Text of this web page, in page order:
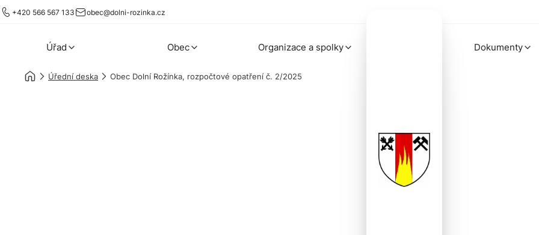
+420 566 567 133 obec@dolni-rozinka.cz
Úřad Obec Organizace a spolky Dokumenty
Úřední deska Obec Dolní Rožínka, rozpočtové opatření č. 2/2025